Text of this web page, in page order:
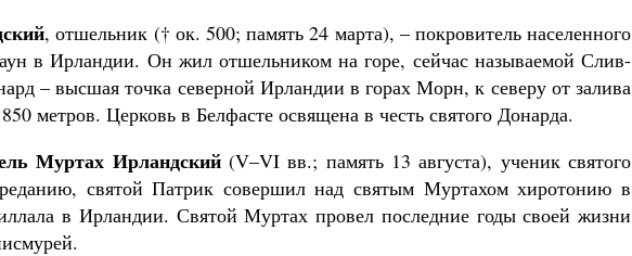
, отшельник († ок. 500; память 24 марта), – покровитель населенного
в Ирландии. Он жил отшельником на горе, сейчас называемой Слив-
– высшая точка северной Ирландии в горах Морн, к северу от залива
метров. Церковь в Белфасте освящена в честь святого Донарда.
Муртах Ирландский(V–VI вв.; память 13 августа), ученик святого
святой Патрик совершил над святым Муртахом хиротонию в
в Ирландии. Святой Муртах провел последние годы своей жизни